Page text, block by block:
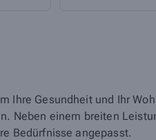
Ihre Gesundheit und Ihr
Neben einem breiten
Bedürfnisse angepasst.